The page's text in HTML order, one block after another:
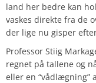
land her bedre kan
vaskes direkte fra de
der lige nu gisper
Professor Stiig
regnet på tallene og
eller en “vådlægning”